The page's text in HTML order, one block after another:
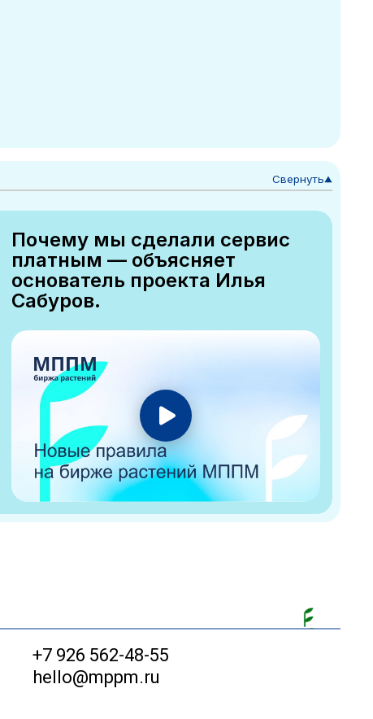
Свернуть▼
Почему мы сделали сервис
платным — объясняет
основатель проекта Илья
Сабуров.
+7 926 562-48-55
hello@mppm.ru